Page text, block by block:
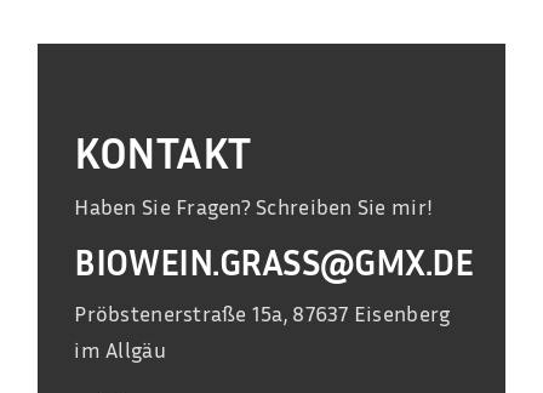
KONTAKT
Haben Sie Fragen? Schreiben Sie mir!
BIOWEIN.GRASS@GMX.DE
Pröbstenerstraße 15a, 87637 Eisenberg
im Allgäu